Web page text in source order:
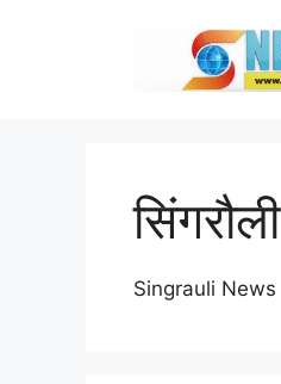
सिंगरौली
Singrauli News